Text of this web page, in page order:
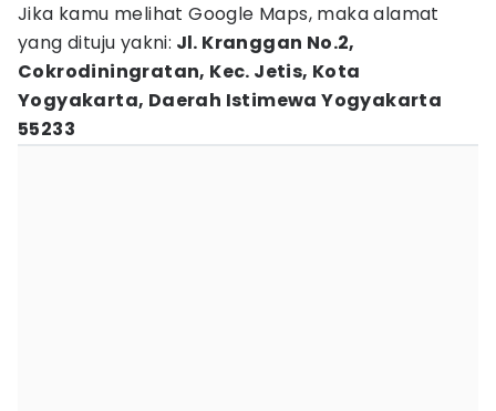
Jika kamu melihat Google Maps, maka alamat
yang dituju yakni: Jl. Kranggan No.2,
Cokrodiningratan, Kec. Jetis, Kota
Yogyakarta, Daerah Istimewa Yogyakarta
55233